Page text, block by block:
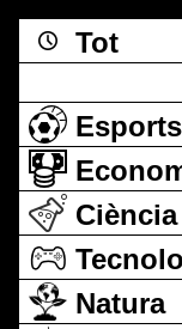
Tot
Esports
Ciència
Natura